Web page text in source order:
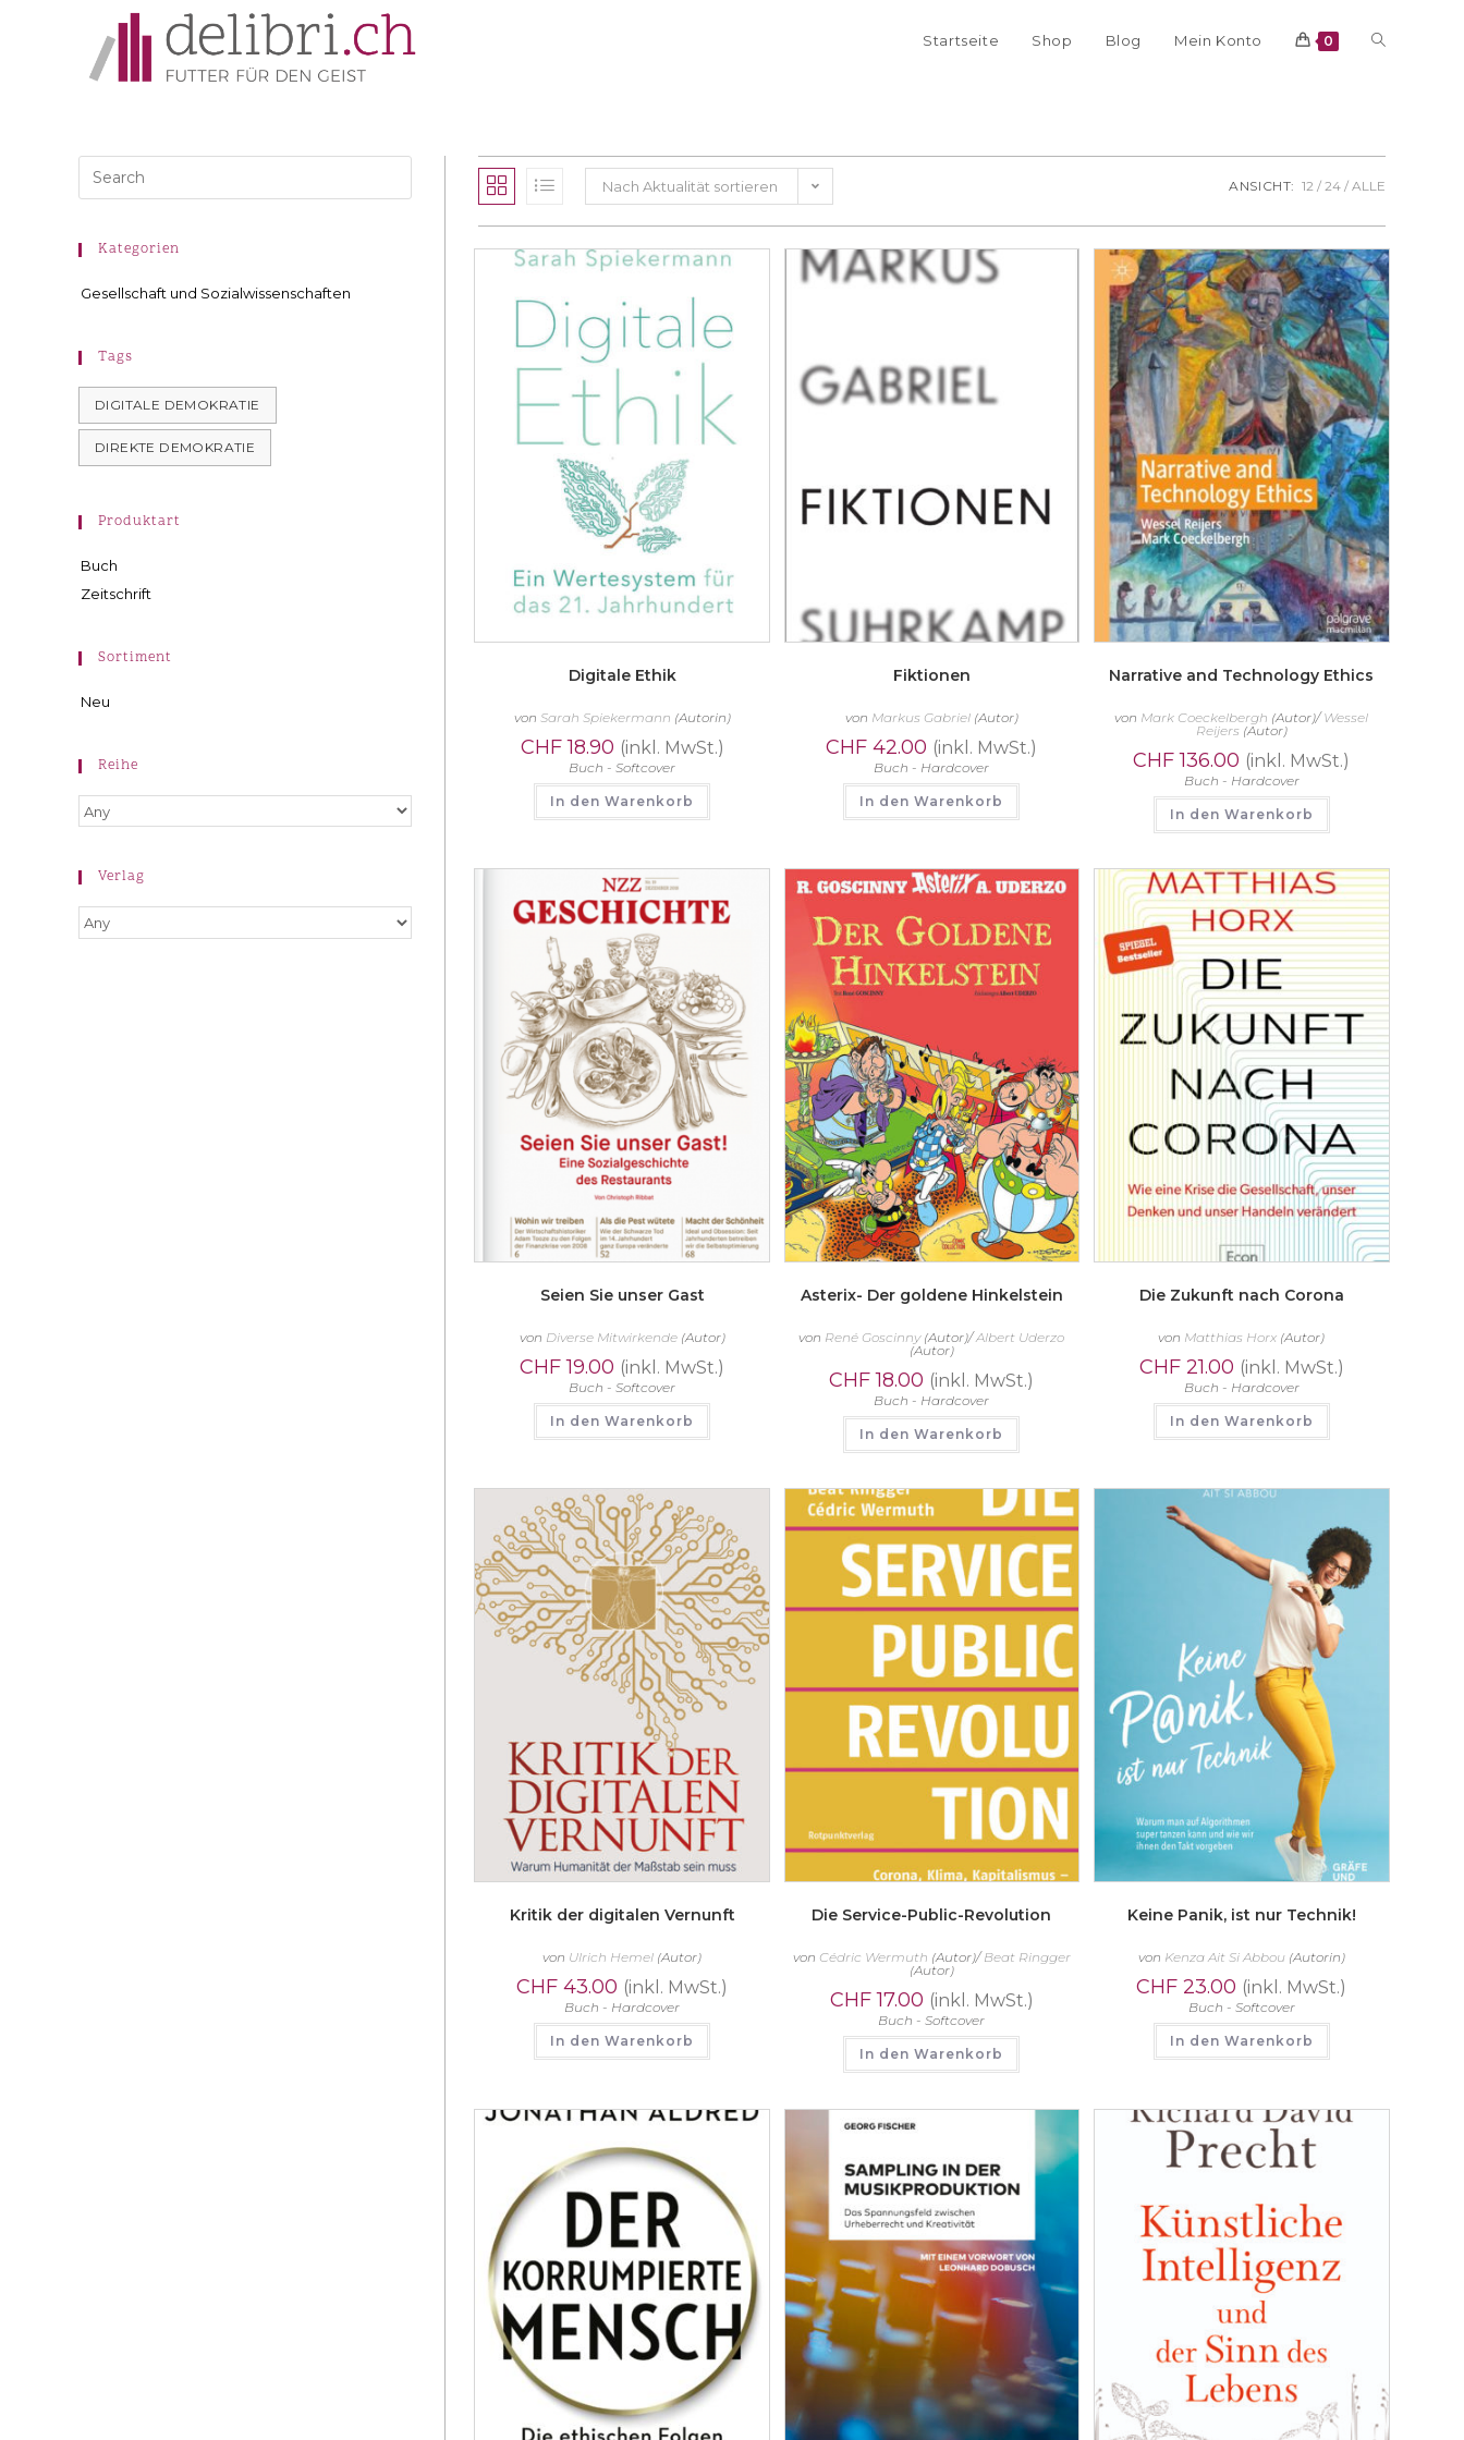
Startseite Shop Blog Mein Konto 0
Nach Aktualität sortieren ANSICHT: 12 24 ALLE
Digitale Ethik
von Sarah Spiekermann (Autorin)
CHF18.90 (inkl. MwSt.)
Buch - Softcover
In den Warenkorb
Fiktionen
von Markus Gabriel(Autor)
CHF 42.00 (inkl. MwSt.)
Buch - Hardcover
In den Warenkorb
Narrative and Technology Ethics
von Mark Coeckelbergh (Autor)/Wessel
Reijers (Autor)
CHF136.00 (inkl. MwSt.)
Buch - Hardcover
In den Warenkorb
Seien Sie unser Gast
von Diverse Mitwirkende(Autor)
CHF19.00 (inkl. MwSt.)
Buch - Softcover
In den Warenkorb
Asterix- Der goldene Hinkelstein
von René Goscinny(Autor)/Albert Uderzo
(Autor)
CHF18.00 (inkl. MwSt.)
Buch - Hardcover
In den Warenkorb
Die Zukunft nach Corona
von Matthias Horx (Autor)
CHF21.00 (inkl. MwSt.)
Buch - Hardcover
In den Warenkorb
Kritik der digitalen Vernunft
von Ulrich Hemel (Autor)
CHF 43.00 (inkl. MwSt.)
Buch - Hardcover
In den Warenkorb
Die Service-Public-Revolution
von Cédric Wermuth (Autor)/Beat Ringger
(Autor)
CHF17.00 (inkl. MwSt.)
Buch - Softcover
In den Warenkorb
Keine Panik, ist nur Technik!
von Kenza Ait Si Abbou(Autorin)
CHF 23.00 (inkl. MwSt.)
Buch - Softcover
In den Warenkorb
Kategorien
Gesellschaft und Sozialwissenschaften
Tags
DIGITALE DEMOKRATIE
DIREKTE DEMOKRATIE
Produktart
Buch
Zeitschrift
Sortiment
Neu
Reihe
Verlag